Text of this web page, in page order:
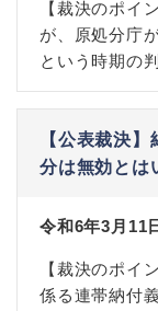
【裁決のポイ
が、原処分庁
という時期の
【公表裁決
分は無効とは
令和6年3月11
【裁決のポイ
係る連帯納付